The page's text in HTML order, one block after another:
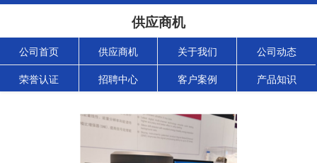
供应商机
公司首页 供应商机 关于我们 公司动态
荣誉认证 招聘中心 客户案例 产品知识